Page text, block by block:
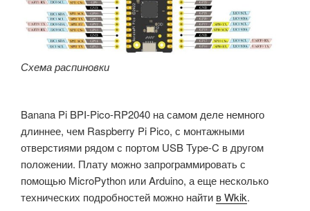
Схема распиновки
Banana Pi BPI-Pico-RP2040 на самом деле немного
длиннее, чем Raspberry Pi Pico, с монтажными
отверстиями рядом с портом USB Type-C в другом
положении. Плату можно запрограммировать с
помощью MicroPython или Arduino, а еще несколько
технических подробностей можно найти в Wkik.